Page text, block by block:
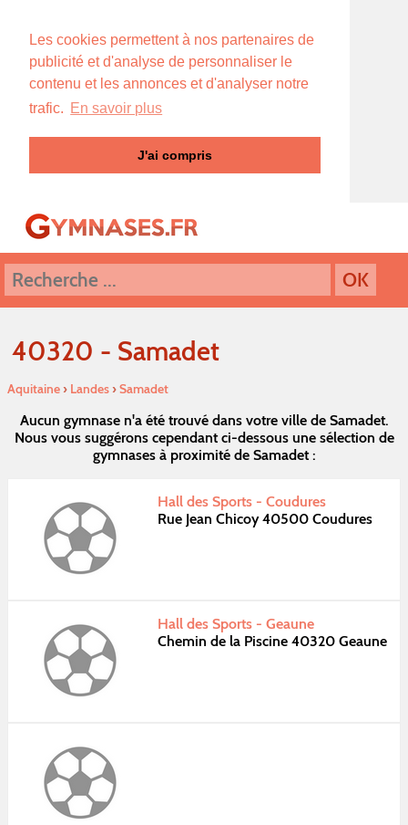
Les cookies permettent à nos partenaires de
publicité et d'analyse de personnaliser le
contenu et les annonces et d'analyser notre
trafic. En savoir plus
J'ai compris
40320 - Samadet
Aquitaine› Landes›Samadet
Aucun gymnase n'a été trouvé dans votre ville de Samadet.
Nous vous suggérons cependant ci-dessous une sélection de
gymnases à proximité de Samadet :
Hall des Sports - Coudures
Rue Jean Chicoy 40500 Coudures
Hall des Sports - Geaune
Chemin de la Piscine 40320 Geaune